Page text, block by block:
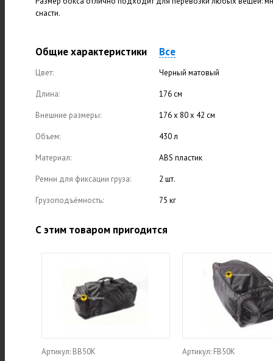
снасти.
Общие характеристики Все
Цвет: Черный матовый
Длина: 176 см
Внешние размеры: 176 х 80 х 42 см
Объем: 430 л
Материал: ABS пластик
Ремни для фиксации груза: 2 шт.
Грузоподъёмность: 75 кг
С этим товаром пригодится
Артикул: BB50K Артикул: FB50K